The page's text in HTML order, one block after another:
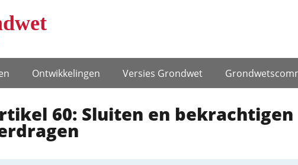
Ontwikke­lingen Versies Grondwet
60: Sluiten en bekrachtigen